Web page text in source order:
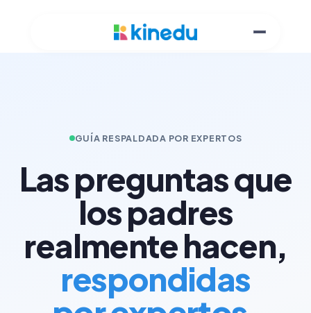
GUÍA RESPALDADA POR EXPERTOS
Las preguntas que
los padres
realmente hacen,
respondidas